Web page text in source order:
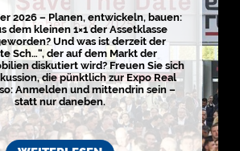
2026 – Planen, entwickeln, bauen:
dem kleinen 1×1 der Assetklasse
Und was ist derzeit der
Sch…“, der auf dem Markt der
diskutiert wird? Freuen Sie sich
die pünktlich zur Expo Real
Anmelden und mittendrin sein –
statt nur daneben.